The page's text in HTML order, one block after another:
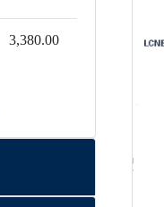
3,380.00